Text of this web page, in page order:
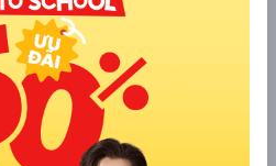
nhẹ để làm sáng tông da
phù hợp không chỉ giúp bạn
bạn là người đàn ông có
sóc bản thân. Đây là một
mắt phái nữ.